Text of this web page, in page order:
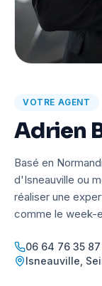
VOTRE AGENT
Adrien
Basé en
d'Isneauville ou
réaliser une
comme le week-
06 64 76 35 87
Isneauville